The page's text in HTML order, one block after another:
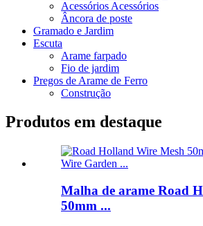
Acessórios Acessórios
Âncora de poste
Gramado e Jardim
Escuta
Arame farpado
Fio de jardim
Pregos de Arame de Ferro
Construção
Produtos em destaque
Malha de arame Road
50mm ...